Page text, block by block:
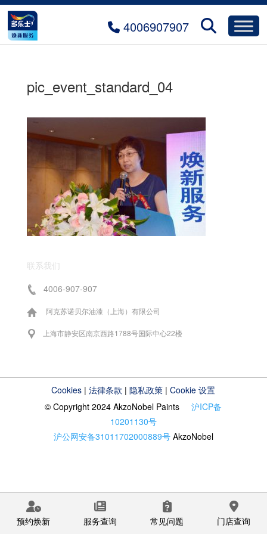
4006907907
pic_event_standard_04
联系我们
4006-907-907
阿克苏诺贝尔油漆（上海）有限公司
上海市静安区南京西路1788号国际中心22楼
Cookies |法律条款 |隐私政策 |Cookie 设置
© Copyright 2024 AkzoNobel Paints沪ICP备
10201130号
沪公网安备31011702000889号 AkzoNobel
预约焕新 服务查询 常见问题 门店查询